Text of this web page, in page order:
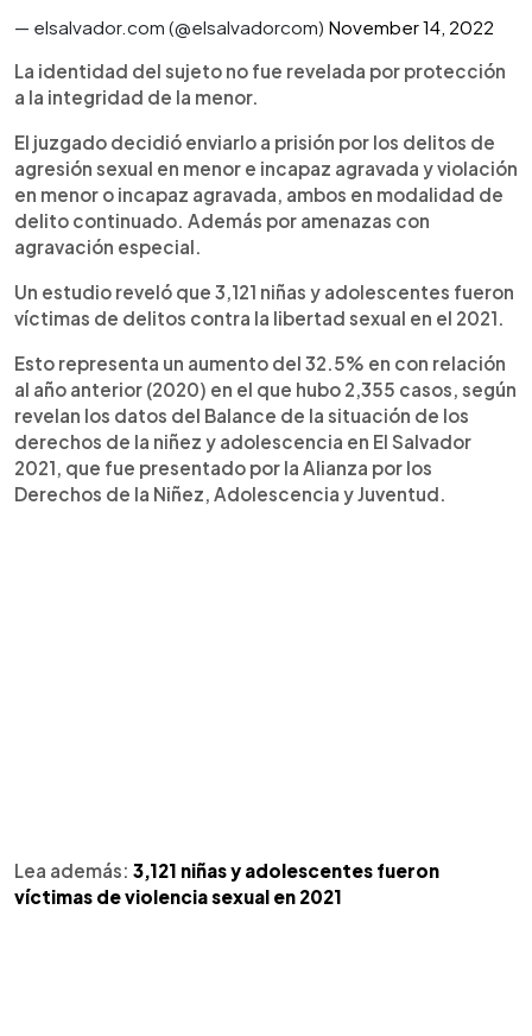
— elsalvador.com (@elsalvadorcom) November 14, 2022
La identidad del sujeto no fue revelada por protección
a la integridad de la menor.
El juzgado decidió enviarlo a prisión por los delitos de
agresión sexual en menor e incapaz agravada y violación
en menor o incapaz agravada, ambos en modalidad de
delito continuado. Además por amenazas con
agravación especial.
Un estudio reveló que 3,121 niñas y adolescentes fueron
víctimas de delitos contra la libertad sexual en el 2021.
Esto representa un aumento del 32.5% en con relación
al año anterior (2020) en el que hubo 2,355 casos, según
revelan los datos del Balance de la situación de los
derechos de la niñez y adolescencia en El Salvador
2021, que fue presentado por la Alianza por los
Derechos de la Niñez, Adolescencia y Juventud.
Lea además: 3,121 niñas y adolescentes fueron
víctimas de violencia sexual en 2021